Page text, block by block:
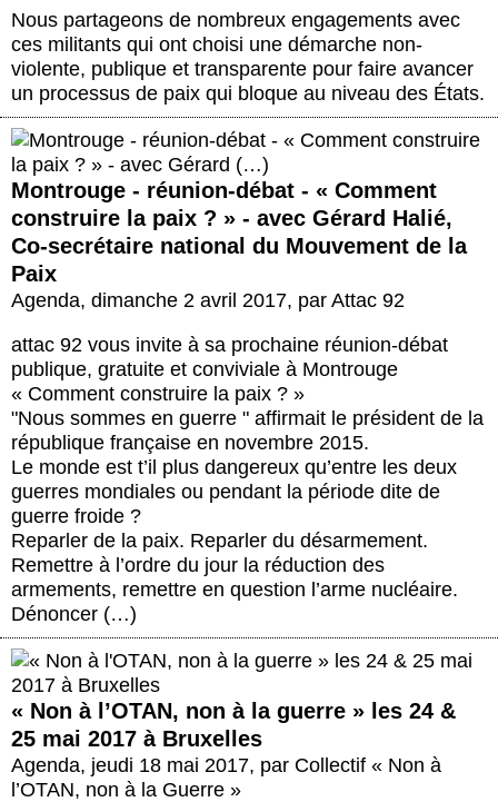
Nous partageons de nombreux engagements avec
ces militants qui ont choisi une démarche non-
violente, publique et transparente pour faire avancer
un processus de paix qui bloque au niveau des États.
Montrouge - réunion-débat - « Comment
construire la paix ? » - avec Gérard Halié,
Co-secrétaire national du Mouvement de la
Paix
Agenda, dimanche 2 avril 2017, par Attac 92
attac 92 vous invite à sa prochaine réunion-débat
publique, gratuite et conviviale à Montrouge
« Comment construire la paix ? »
"Nous sommes en guerre " affirmait le président de la
république française en novembre 2015.
Le monde est t’il plus dangereux qu’entre les deux
guerres mondiales ou pendant la période dite de
guerre froide ?
Reparler de la paix. Reparler du désarmement.
Remettre à l’ordre du jour la réduction des
armements, remettre en question l’arme nucléaire.
Dénoncer (…)
« Non à l’OTAN, non à la guerre » les 24 &
25 mai 2017 à Bruxelles
Agenda, jeudi 18 mai 2017, par Collectif « Non à
l’OTAN, non à la Guerre »